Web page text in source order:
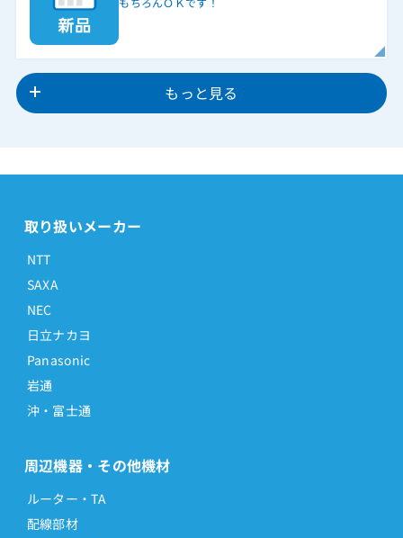
もっと見る
取り扱いメーカー
NTT
SAXA
NEC
日立ナカヨ
Panasonic
岩通
沖・富士通
周辺機器・その他機材
ルーター・TA
配線部材